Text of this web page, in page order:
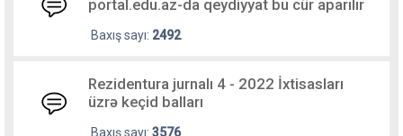
portal.edu.az-da qeydiyyat bu cür aparılır
Baxış sayı: 2492
Rezidentura jurnalı 4 - 2022 İxtisasları
üzrə keçid balları
Baxış sayı: 3576